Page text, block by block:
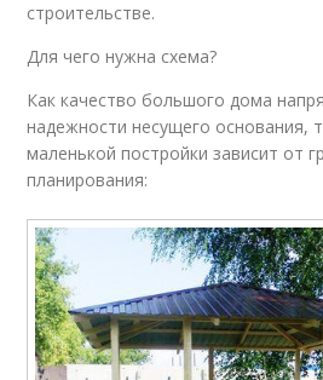
строительстве.
Для чего нужна схема?
Как качество большого дома
надежности несущего основания,
маленькой постройки зависит от
планирования: